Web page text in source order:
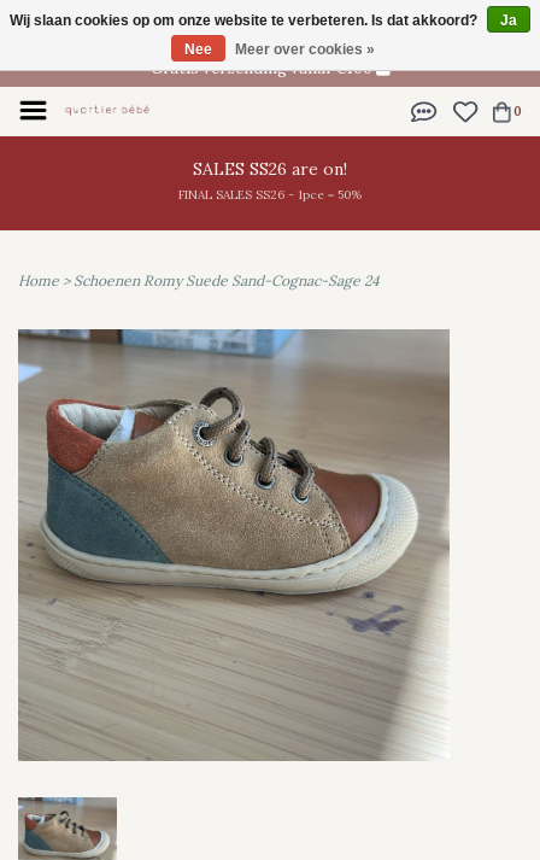
NL
Gratis verzending vanaf €100
0
SALES SS26 are on!
FINAL SALES SS26 - 1pce = 50%
Home > Schoenen Romy Suede Sand-Cognac-Sage 24
Wij slaan cookies op om onze website te verbeteren. Is dat akkoord?
Ja
Nee
Meer over cookies »